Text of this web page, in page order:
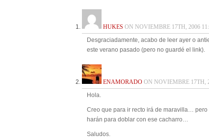
HUKES ON NOVIEMBRE 17TH, 2006
Desgraciadamente, acabo de leer ayer o
este verano pasado (pero no guardé el link).
ENAMORADO ON NOVIEMBRE 17TH,
Hola.
Creo que para ir recto irá de maravilla… pero
harán para doblar con ese cacharro…
Saludos.